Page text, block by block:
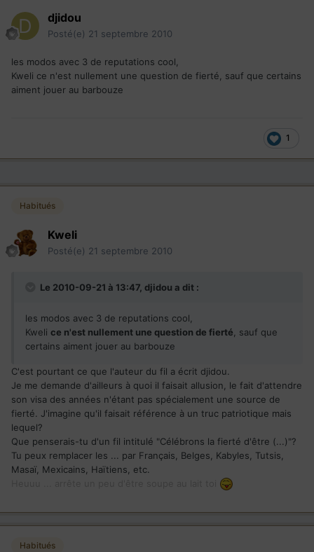
djidou
Posté(e) 21 septembre 2010
les modos avec 3 de reputations cool,
Kweli ce n'est nullement une question de fierté, sauf que certains
aiment jouer au barbouze
1
Habitués
Kweli
Posté(e) 21 septembre 2010
Le 2010-09-21 à 13:47, djidou a dit :
les modos avec 3 de reputations cool,
Kweli ce n'est nullement une question de fierté , sauf que
certains aiment jouer au barbouze
C'est pourtant ce que l'auteur du fil a écrit djidou.
Je me demande d'ailleurs à quoi il faisait allusion, le fait d'attendre
son visa des années n'étant pas spécialement une source de
fierté. J'imagine qu'il faisait référence à un truc patriotique mais
lequel?
Que penserais-tu d'un fil intitulé "Célébrons la fierté d'être (...)"?
Tu peux remplacer les ... par Français, Belges, Kabyles, Tutsis,
Masaï, Mexicains, Haïtiens, etc.
Habitués